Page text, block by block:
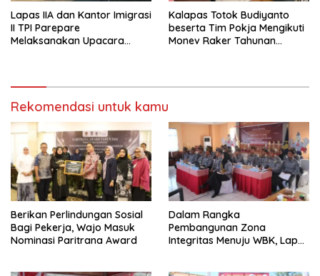
Lapas IIA dan Kantor Imigrasi
II TPI Parepare
Melaksanakan Upacara
Kemenkumham RI ke-78
Tahun
Kalapas Totok Budiyanto
beserta Tim Pokja Mengikuti
Monev Raker Tahunan
Rekomendasi untuk kamu
Berikan Perlindungan Sosial
Bagi Pekerja, Wajo Masuk
Nominasi Paritrana Award
Dalam Rangka
Pembangunan Zona
Integritas Menuju WBK, Lapas